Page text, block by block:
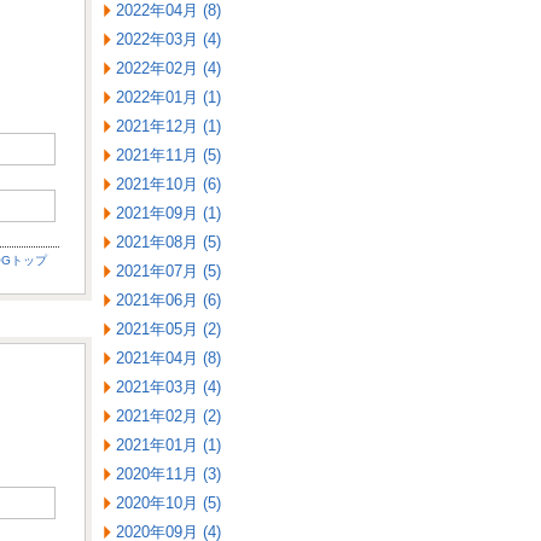
トップ
2022年04月 (8)
2022年03月 (4)
2022年02月 (4)
2022年01月 (1)
2021年12月 (1)
2021年11月 (5)
2021年10月 (6)
2021年09月 (1)
2021年08月 (5)
2021年07月 (5)
2021年06月 (6)
2021年05月 (2)
2021年04月 (8)
2021年03月 (4)
2021年02月 (2)
2021年01月 (1)
2020年11月 (3)
2020年10月 (5)
2020年09月 (4)